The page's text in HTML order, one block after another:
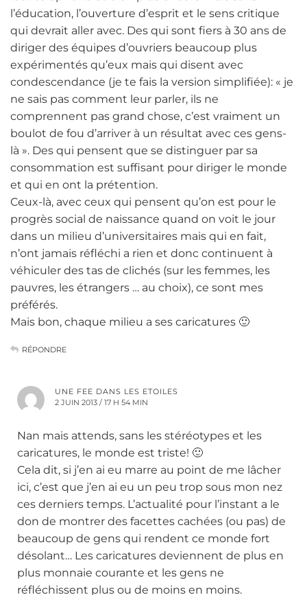
l’éducation, l’ouverture d’esprit et le sens critique
qui devrait aller avec. Des qui sont fiers à 30 ans de
diriger des équipes d’ouvriers beaucoup plus
expérimentés qu’eux mais qui disent avec
condescendance (je te fais la version simplifiée): « je
ne sais pas comment leur parler, ils ne
comprennent pas grand chose, c’est vraiment un
boulot de fou d’arriver à un résultat avec ces gens-
là ». Des qui pensent que se distinguer par sa
consommation est suffisant pour diriger le monde
et qui en ont la prétention.
Ceux-là, avec ceux qui pensent qu’on est pour le
progrès social de naissance quand on voit le jour
dans un milieu d’universitaires mais qui en fait,
n’ont jamais réfléchi a rien et donc continuent à
véhiculer des tas de clichés (sur les femmes, les
pauvres, les étrangers … au choix), ce sont mes
préférés.
Mais bon, chaque milieu a ses caricatures 🙂
RÉPONDRE
UNE FEE DANS LES ETOILES
2 JUIN 2013 / 17 H 54 MIN
Nan mais attends, sans les stéréotypes et les
caricatures, le monde est triste! 🙂
Cela dit, si j’en ai eu marre au point de me lâcher
ici, c’est que j’en ai eu un peu trop sous mon nez
ces derniers temps. L’actualité pour l’instant a le
don de montrer des facettes cachées (ou pas) de
beaucoup de gens qui rendent ce monde fort
désolant… Les caricatures deviennent de plus en
plus monnaie courante et les gens ne
réfléchissent plus ou de moins en moins.